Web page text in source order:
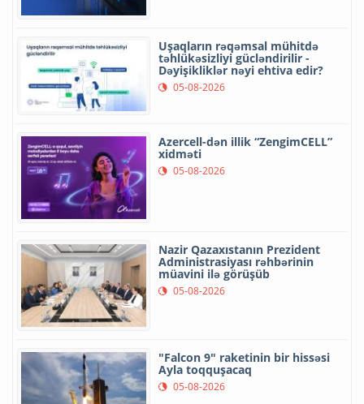
Uşaqların rəqəmsal mühitdə
təhlükəsizliyi gücləndirilir -
Dəyişikliklər nəyi ehtiva edir?
05-08-2026
Azercell-dən illik “ZengimCELL”
xidməti
05-08-2026
Nazir Qazaxıstanın Prezident
Administrasiyası rəhbərinin
müavini ilə görüşüb
05-08-2026
"Falcon 9" raketinin bir hissəsi
Ayla toqquşacaq
05-08-2026